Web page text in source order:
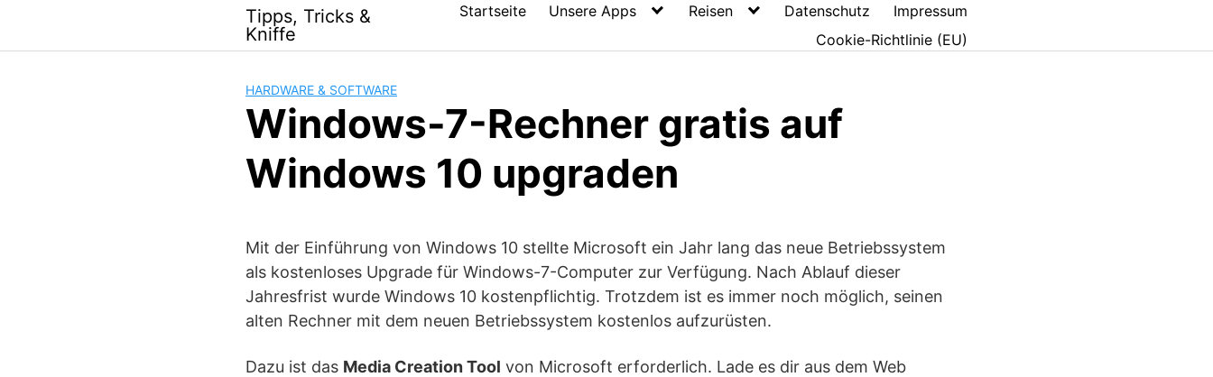
content
Tipps, Tricks &
Kniffe
Startseite Unsere Apps Reisen Datenschutz
Impressum
Cookie-Richtlinie (EU)
HARDWARE & SOFTWARE
Windows-7-Rechner gratis auf
Windows 10 upgraden
Mit der Einführung von Windows 10 stellte Microsoft ein Jahr lang das neue Betriebssystem
als kostenloses Upgrade für Windows-7-Computer zur Verfügung. Nach Ablauf dieser
Jahresfrist wurde Windows 10 kostenpflichtig. Trotzdem ist es immer noch möglich, seinen
alten Rechner mit dem neuen Betriebssystem kostenlos aufzurüsten.
Dazu ist das Media Creation Tool von Microsoft erforderlich. Lade es dir aus dem Web